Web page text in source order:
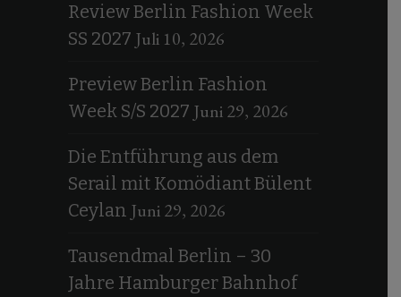
Review Berlin Fashion Week
SS 2027 Juli 10, 2026
Preview Berlin Fashion
Week S/S 2027 Juni 29, 2026
Die Entführung aus dem
Serail mit Komödiant Bülent
Ceylan Juni 29, 2026
Tausendmal Berlin – 30
Jahre Hamburger Bahnhof